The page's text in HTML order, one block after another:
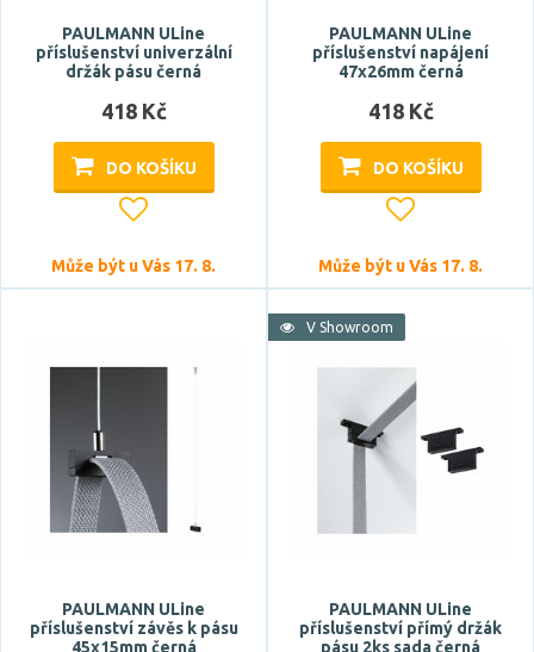
Typ zdroje
Zdroj světla součástí
PAULMANN ULine
příslušenství univerzální
držák pásu černá
418 Kč
DO KOŠÍKU
Může být u Vás 17. 8.
PAULMANN ULine
příslušenství napájení
47x26mm černá
418 Kč
DO KOŠÍKU
Může být u Vás 17. 8.
PAULMANN ULine
příslušenství závěs k pásu
45x15mm černá
V Showroom
PAULMANN ULine
příslušenství přímý držák
pásu 2ks sada černá